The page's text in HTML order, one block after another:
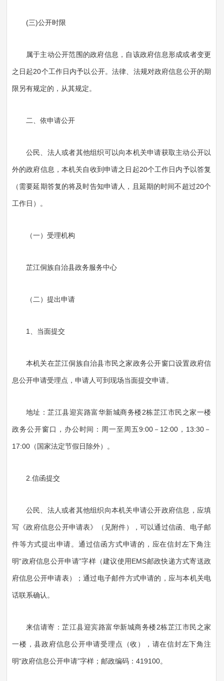
(三)公开时限
属于主动公开范围的政府信息，自该政府信息形成或者变更
之日起20个工作日内予以公开。法律、法规对政府信息公开的期
限另有规定的，从其规定。
二、依申请公开
公民、法人或者其他组织可以向本机关申请获取主动公开以
外的政府信息，本机关自收到申请之日起20个工作日内予以答复
（需要延期答复的将及时告知申请人，且延期的时间不超过20个
工作日）。
（一）受理机构
芷江侗族自治县政务服务中心
（二）提出申请
1、当面提交
本机关在芷江侗族自治县市民之家政务公开窗口设置政府信
息公开申请受理点，申请人可到现场当面提交申请。
地址：芷江县迎宾路富华新城商务楼2栋芷江市民之家一楼
政务公开窗口，办公时间：周一至周五9:00－12:00，13:30－
17:00（国家法定节假日除外）。
2.信函提交
公民、法人或者其他组织向本机关申请公开政府信息，应填
写《政府信息公开申请表》（见附件），可以通过信函、电子邮
件等方式提出申请。通过信函方式申请的，应在信封左下角注
明“政府信息公开申请”字样（建议使用EMS邮政快递方式寄送政
府信息公开申请表）；通过电子邮件方式申请的，应与本机关电
话联系确认。
来信请寄：芷江县迎宾路富华新城商务楼2栋芷江市民之家
一楼，县政府信息公开申请受理点（收），请在信封左下角注
明“政府信息公开申请”字样；邮政编码：419100。